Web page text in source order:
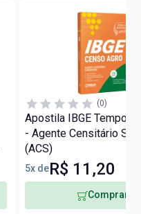
(0)
Apostila IBGE
- Agente Censitário
(ACS)
5x deR$ 11,20
Comprar